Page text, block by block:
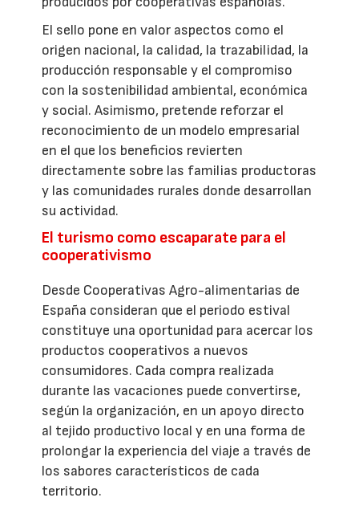
El sello pone en valor aspectos como el
origen nacional, la calidad, la trazabilidad, la
producción responsable y el compromiso
con la sostenibilidad ambiental, económica
y social. Asimismo, pretende reforzar el
reconocimiento de un modelo empresarial
en el que los beneficios revierten
directamente sobre las familias productoras
y las comunidades rurales donde desarrollan
su actividad.
El turismo como escaparate para el
cooperativismo
Desde Cooperativas Agro-alimentarias de
España consideran que el periodo estival
constituye una oportunidad para acercar los
productos cooperativos a nuevos
consumidores. Cada compra realizada
durante las vacaciones puede convertirse,
según la organización, en un apoyo directo
al tejido productivo local y en una forma de
prolongar la experiencia del viaje a través de
los sabores característicos de cada
territorio.